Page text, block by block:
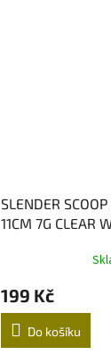
SLENDER
11CM 7G CLEAR
199 Kč
Do košíku